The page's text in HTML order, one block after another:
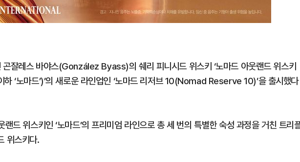
곤잘레스 바야스(González Byass)의 쉐리 피니시드 위스키 ‘노마드 아웃랜드 위스키
노마드’)’의 새로운 라인업인 ‘노마드 리저브 10(Nomad Reserve 10)’을 출시했다
드 위스키인 ‘노마드’의 프리미엄 라인으로 총 세 번의 특별한 숙성 과정을 거친 트리
위스키다.